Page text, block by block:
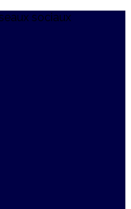
sociaux